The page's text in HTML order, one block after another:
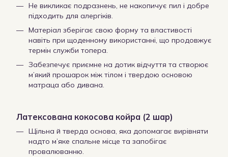
Не викликає подразнень, не накопичує пил і добре
підходить для алергіків.
Матеріал зберігає свою форму та властивості
навіть при щоденному використанні, що продовжує
термін служби топера.
Забезпечує приємне на дотик відчуття та створює
м’який прошарок між тілом і твердою основою
матраца або дивана.
Латексована кокосова койра (2 шар)
Щільна й тверда основа, яка допомагає вирівняти
надто м’яке спальне місце та запобігає
провалюванню.